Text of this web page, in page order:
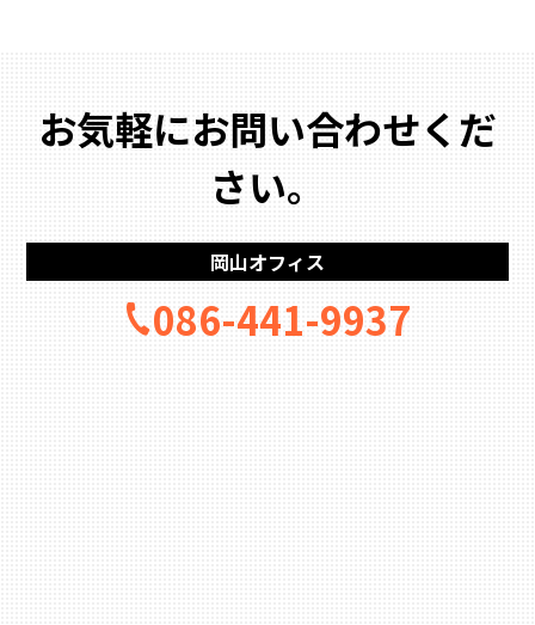
お気軽にお問い合わせくだ
さい。
岡山オフィス
086-441-9937